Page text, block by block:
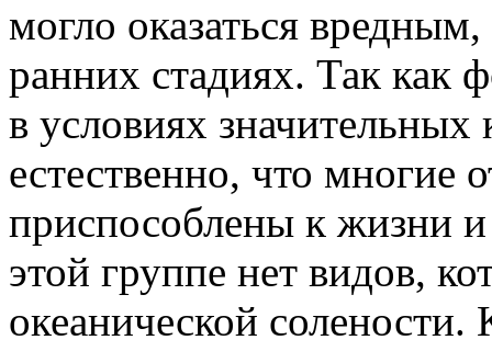
могло оказаться
ранних стадиях. Так как
в условиях значительных
естественно, что многие
приспособлены к жизни
этой группе нет видов,
океанической солености.